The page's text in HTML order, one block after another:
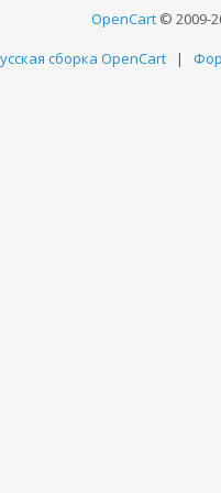
OpenCart © 2009-
сборка OpenCart |